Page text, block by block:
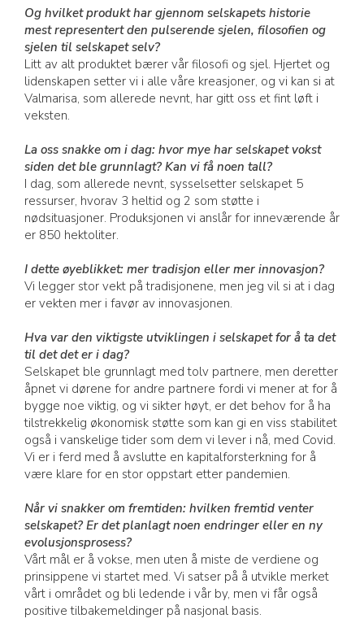
Og hvilket produkt har gjennom selskapets historie
mest representert den pulserende sjelen, filosofien og
sjelen til selskapet selv?
Litt av alt produktet bærer vår filosofi og sjel. Hjertet og
lidenskapen setter vi i alle våre kreasjoner, og vi kan si at
Valmarisa, som allerede nevnt, har gitt oss et fint løft i
veksten.
La oss snakke om i dag: hvor mye har selskapet vokst
siden det ble grunnlagt? Kan vi få noen tall?
I dag, som allerede nevnt, sysselsetter selskapet 5
ressurser, hvorav 3 heltid og 2 som støtte i
nødsituasjoner. Produksjonen vi anslår for inneværende år
er 850 hektoliter.
I dette øyeblikket: mer tradisjon eller mer innovasjon?
Vi legger stor vekt på tradisjonene, men jeg vil si at i dag
er vekten mer i favør av innovasjonen.
Hva var den viktigste utviklingen i selskapet for å ta det
til det det er i dag?
Selskapet ble grunnlagt med tolv partnere, men deretter
åpnet vi dørene for andre partnere fordi vi mener at for å
bygge noe viktig, og vi sikter høyt, er det behov for å ha
tilstrekkelig økonomisk støtte som kan gi en viss stabilitet
også i vanskelige tider som dem vi lever i nå, med Covid.
Vi er i ferd med å avslutte en kapitalforsterkning for å
være klare for en stor oppstart etter pandemien.
Når vi snakker om fremtiden: hvilken fremtid venter
selskapet? Er det planlagt noen endringer eller en ny
evolusjonsprosess?
Vårt mål er å vokse, men uten å miste de verdiene og
prinsippene vi startet med. Vi satser på å utvikle merket
vårt i området og bli ledende i vår by, men vi får også
positive tilbakemeldinger på nasjonal basis.